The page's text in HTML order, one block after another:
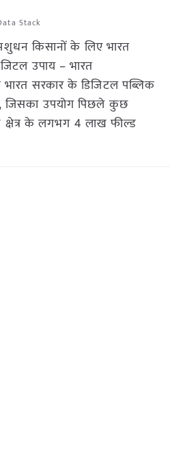
Stack
किसानों के लिए भारत
उपाय – भारत
सरकार के डिजिटल पब्लिक
जिसका उपयोग पिछले कुछ
के लगभग 4 लाख फील्ड